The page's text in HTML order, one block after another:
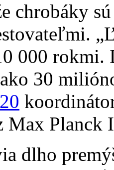
chrobáky
000 rokmi.
30
Max Planck
dlho